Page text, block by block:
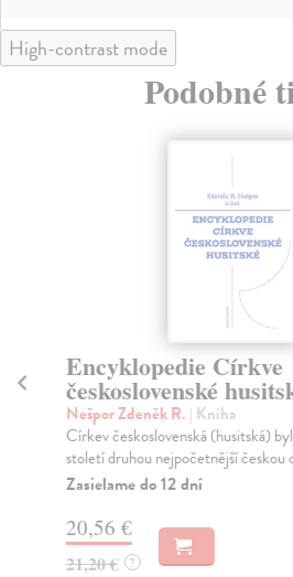
High-contrast mode
Podobné
Encyklopedie Církve
československé
Nešpor Zdeněk R. | Kniha
Církev československá (husitská)
století druhou nejpočetnější českou
Zasielame do 12 dní
20,56 €
21,20 € ?